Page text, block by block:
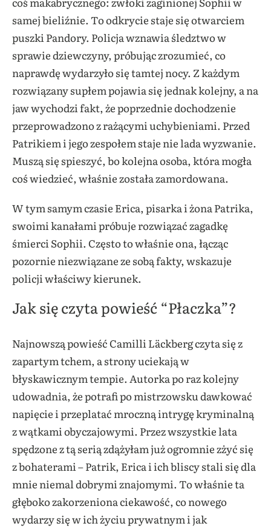
samej bieliźnie. To odkrycie staje się otwarciem
puszki Pandory. Policja wznawia śledztwo w
sprawie dziewczyny, próbując zrozumieć, co
naprawdę wydarzyło się tamtej nocy. Z każdym
rozwiązany supłem pojawia się jednak kolejny, a na
jaw wychodzi fakt, że poprzednie dochodzenie
przeprowadzono z rażącymi uchybieniami. Przed
Patrikiem i jego zespołem staje nie lada wyzwanie.
Muszą się spieszyć, bo kolejna osoba, która mogła
coś wiedzieć, właśnie została zamordowana.
W tym samym czasie Erica, pisarka i żona Patrika,
swoimi kanałami próbuje rozwiązać zagadkę
śmierci Sophii. Często to właśnie ona, łącząc
pozornie niezwiązane ze sobą fakty, wskazuje
policji właściwy kierunek.
Jak się czyta powieść “Płaczka”?
Najnowszą powieść Camilli Läckberg czyta się z
zapartym tchem, a strony uciekają w
błyskawicznym tempie. Autorka po raz kolejny
udowadnia, że potrafi po mistrzowsku dawkować
napięcie i przeplatać mroczną intrygę kryminalną
z wątkami obyczajowymi. Przez wszystkie lata
spędzone z tą serią zdążyłam już ogromnie zżyć się
z bohaterami – Patrik, Erica i ich bliscy stali się dla
mnie niemal dobrymi znajomymi. To właśnie ta
głęboko zakorzeniona ciekawość, co nowego
wydarzy się w ich życiu prywatnym i jak